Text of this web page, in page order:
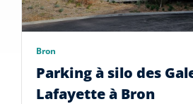
Bron
Parking à silo des
Lafayette à Bron